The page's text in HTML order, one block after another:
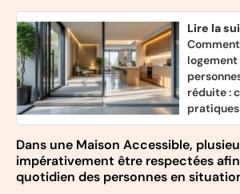
Lire la
réduite :
pratiques
Dans une Maison Accessible,
impérativement être respectées
quotidien des personnes en